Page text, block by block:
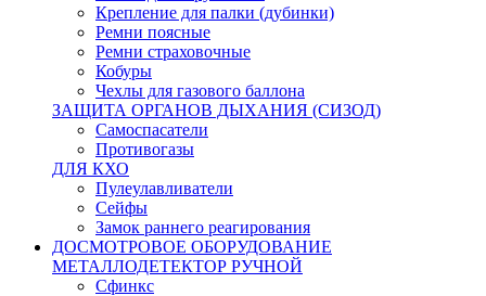
Крепление для палки (дубинки)
Ремни поясные
Ремни страховочные
Кобуры
Чехлы для газового баллона
ЗАЩИТА ОРГАНОВ ДЫХАНИЯ (СИЗОД)
Самоспасатели
Противогазы
ДЛЯ КХО
Пулеулавливатели
Сейфы
Замок раннего реагирования
ДОСМОТРОВОЕ ОБОРУДОВАНИЕ
МЕТАЛЛОДЕТЕКТОР РУЧНОЙ
Сфинкс